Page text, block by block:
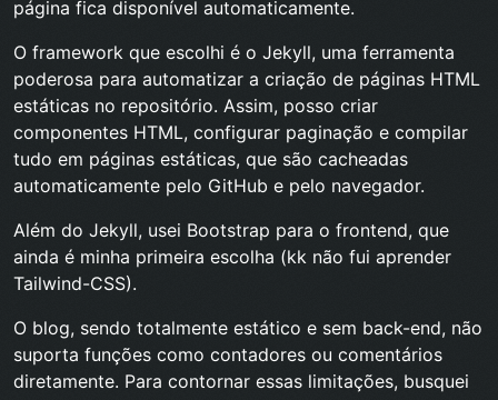
página fica disponível automaticamente.
O framework que escolhi é o Jekyll, uma ferramenta
poderosa para automatizar a criação de páginas HTML
estáticas no repositório. Assim, posso criar
componentes HTML, configurar paginação e compilar
tudo em páginas estáticas, que são cacheadas
automaticamente pelo GitHub e pelo navegador.
Além do Jekyll, usei Bootstrap para o frontend, que
ainda é minha primeira escolha (kk não fui aprender
Tailwind-CSS).
O blog, sendo totalmente estático e sem back-end, não
suporta funções como contadores ou comentários
diretamente. Para contornar essas limitações, busquei